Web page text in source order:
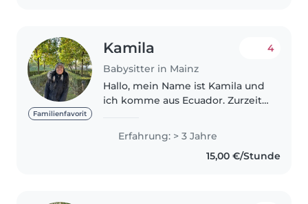
Familienfavorit
Kamila
Babysitter in Mainz
4
Hallo, mein Name ist Kamila und
ich komme aus Ecuador. Zurzeit
vorbereitenden Deutschkurs an
der Universität, um anschließend
ein Masterstudium im Bereich
Erfahrung: > 3 Jahre
15,00 €/Stunde